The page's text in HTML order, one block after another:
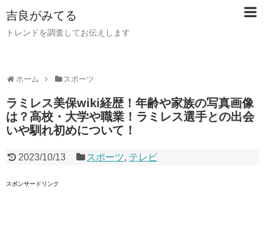
吉良がみてる
トレンドを調査してお伝えします
ホーム スポーツ
ラミレス美保wiki経歴！年齢や家族の写真画像
は？高校・大学や職業！ラミレス選手との出会
いや馴れ初めについて！
2023/10/13 スポーツ, テレビ
スポンサードリンク